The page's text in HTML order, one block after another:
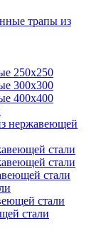
трапы из
250х250
300х300
400х400
нержавеющей
стали
стали
стали
стали
стали